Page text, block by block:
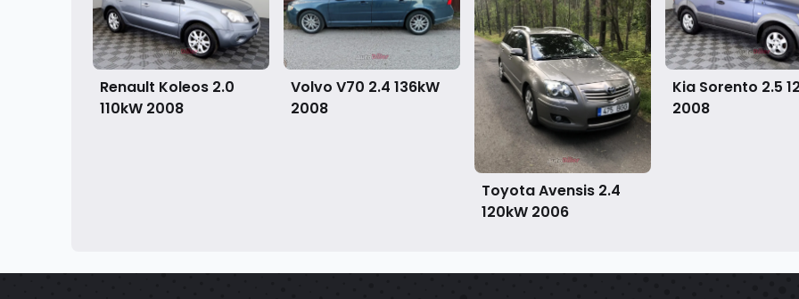
Renault Koleos 2.0
110kW 2008
Volvo V70 2.4 136kW
2008
Toyota Avensis 2.4
120kW 2006
Kia Sorento 2.5
2008